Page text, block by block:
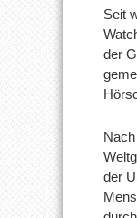
Seit
der
der